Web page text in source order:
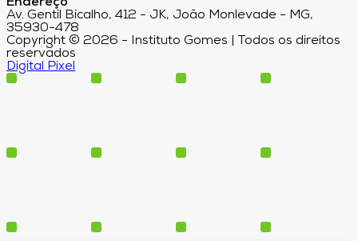
Av. Gentil Bicalho, 412 - JK, João Monlevade - MG,
35930-478
Copyright © 2026 - Instituto Gomes | Todos os direitos
reservados
Digital Pixel